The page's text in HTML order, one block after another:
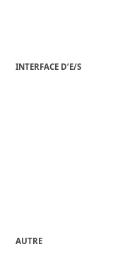
INTERFACE D’E/S
AUTRE